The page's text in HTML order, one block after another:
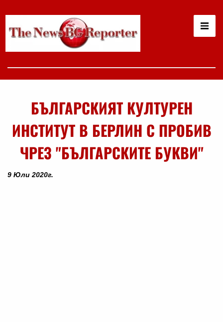
БЪЛГАРСКИЯТ КУЛТУРЕН
ИНСТИТУТ В БЕРЛИН С ПРОБИВ
ЧРЕЗ "БЪЛГАРСКИТЕ БУКВИ"
9 Юли 2020г.